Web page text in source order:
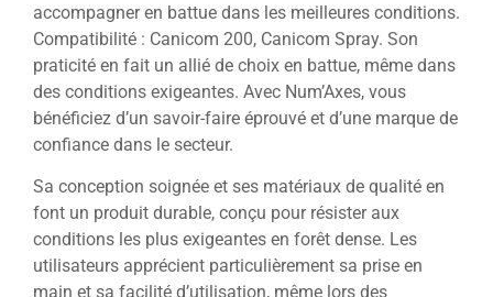
accompagner en battue dans les meilleures conditions.
Compatibilité : Canicom 200, Canicom Spray. Son
praticité en fait un allié de choix en battue, même dans
des conditions exigeantes. Avec Num’Axes, vous
bénéficiez d’un savoir-faire éprouvé et d’une marque de
confiance dans le secteur.
Sa conception soignée et ses matériaux de qualité en
font un produit durable, conçu pour résister aux
conditions les plus exigeantes en forêt dense. Les
utilisateurs apprécient particulièrement sa prise en
main et sa facilité d’utilisation, même lors des